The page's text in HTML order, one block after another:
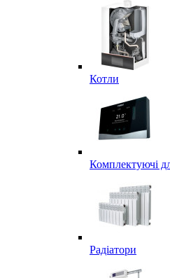
Котли
Комплектуючі
Радіатори